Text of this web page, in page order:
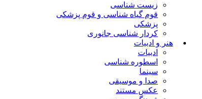
زیست شناسی
قوم گیاه شناسی و قوم پزشکی
پزشکی
کردار شناسی جانوری
هنر و ادبیات
ادبیات
اسطوره شناسی
سینما
صدا و موسیقی
عکس مستند